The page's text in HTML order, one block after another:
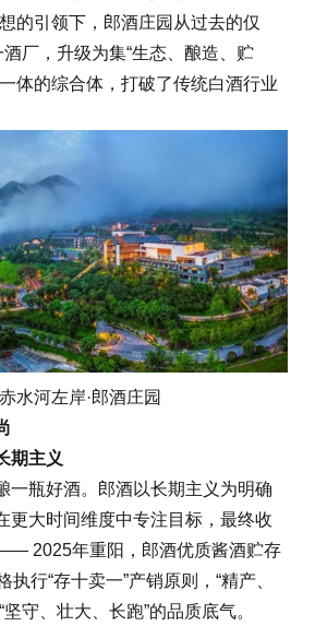
的引领下，郎酒庄园从过去的仅
酒厂，升级为集“生态、酿造、贮
体的综合体，打破了传统白酒行业
水河左岸·郎酒庄园
主义
瓶好酒。郎酒以长期主义为明确
更大时间维度中专注目标，最终收
2025年重阳，郎酒优质酱酒贮存
行“存十卖一”产销原则，“精产、
守、壮大、长跑”的品质底气。